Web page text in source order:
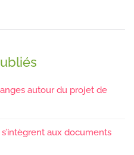
autour du projet de
aux documents